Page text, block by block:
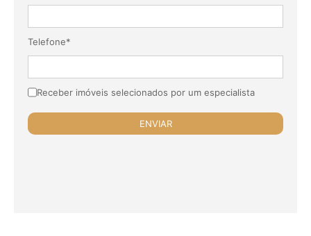
Telefone*
Receber imóveis selecionados por um especialista